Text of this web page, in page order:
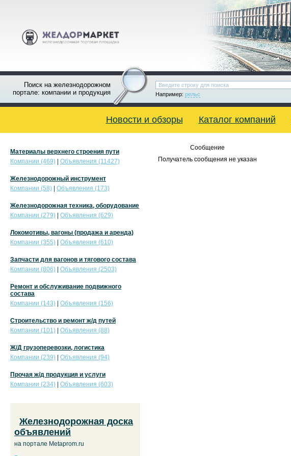
Поиск на железнодорожном
портале: компании и продукция
Например: рельс
Новости и обзоры Каталог компаний
Сообщение
Получатель сообщения не указан
Материалы верхнего строения пути
Компании (469)
Объявления (11427)
Железнодорожный инструмент
Компании (58)
Объявления (173)
Железнодорожная техника, оборудование
Компании (279)
Объявления (629)
Локомотивы, вагоны (продажа и аренда)
Компании (355)
Объявления (610)
Запчасти для вагонов и тягового состава
Компании (806)
Объявления (2503)
Ремонт и обслуживание подвижного
состава
Компании (143)
Объявления (156)
Строительство и ремонт ж/д путей
Компании (101)
Объявления (88)
Ж/Д грузоперевозки, логистика
Компании (239)
Объявления (94)
Прочая ж/д продукция и услуги
Компании (234)
Объявления (603)
Железнодорожная доска
объявлений
на портале Metaprom.ru